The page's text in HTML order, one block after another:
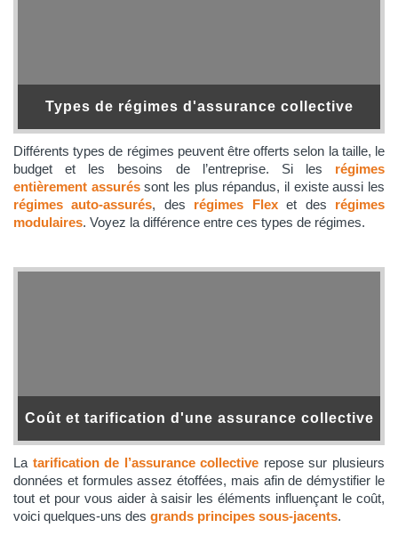
Types de régimes d'assurance collective
Différents types de régimes peuvent être offerts selon la taille, le
budget et les besoins de l’entreprise. Si les régimes
entièrement assuréssont les plus répandus, il existe aussi les
régimes auto-assurés, des régimes Flexet des régimes
modulaires. Voyez la différence entre ces types de régimes.
Coût et tarification d'une assurance collective
La tarification de l’assurance collective repose sur plusieurs
données et formules assez étoffées, mais afin de démystifier le
tout et pour vous aider à saisir les éléments influençant le coût,
voici quelques-uns des grands principes sous-jacents.